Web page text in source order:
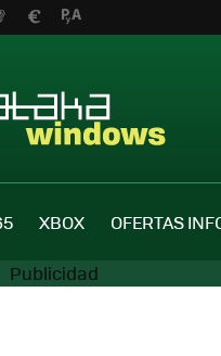
XBOX OFERTAS